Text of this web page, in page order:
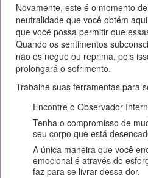
Novamente, este é o momento
neutralidade que você obtém
que você possa permitir que
Quando os sentimentos
não os negue ou reprima, pois
prolongará o sofrimento.
Trabalhe suas ferramentas para
Encontre o Observador
Tenha o compromisso de
seu corpo que está
A única maneira que você
emocional é através do
faz para se livrar dessa dor.